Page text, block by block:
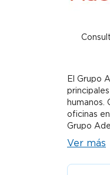
El Grupo
humanos.
oficinas
Grupo
Ver más